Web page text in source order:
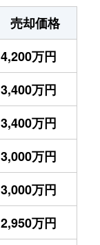
売却価格
4,200万円
3,400万円
3,400万円
3,000万円
3,000万円
2,950万円